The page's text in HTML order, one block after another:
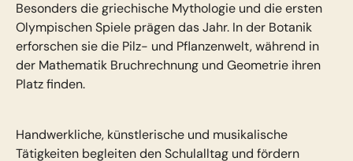
Besonders die griechische Mythologie und die ersten
Olympischen Spiele prägen das Jahr. In der Botanik
erforschen sie die Pilz- und Pflanzenwelt, während in
der Mathematik Bruchrechnung und Geometrie ihren
Platz finden.
Handwerkliche, künstlerische und musikalische
Tätigkeiten begleiten den Schulalltag und fördern